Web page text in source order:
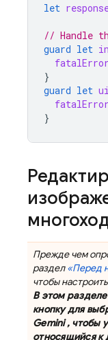
let
// Handle
guard let
fatalError
}
guard let
fatalError
}
Прежде чем
раздел«Перед
чтобы
В этом
кнопку для
Gemini, чтобы
относящийся к